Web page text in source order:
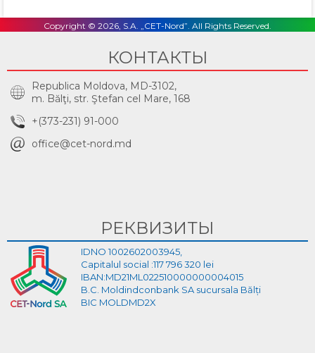
Copyright © 2026, S.A. „CET-Nord”. All Rights Reserved.
КОНТАКТЫ
Republica Moldova, MD-3102,
m. Bălţi, str. Ştefan cel Mare, 168
+(373-231) 91-000
office@cet-nord.md
РЕКВИЗИТЫ
IDNO 1002602003945,
Capitalul social :117 796 320 lei
IBAN:MD21ML022510000000004015
B.C. Moldindconbank SA sucursala Bălți
BIC MOLDMD2X